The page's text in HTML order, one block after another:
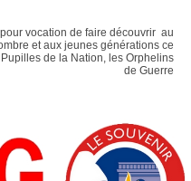
vocation de faire découvrir au
et aux jeunes générations ce
de la Nation, les Orphelins
de Guerre